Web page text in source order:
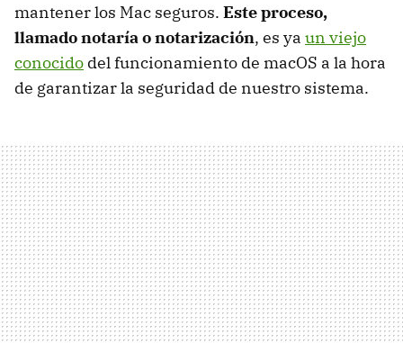
mantener los Mac seguros. Este proceso,
llamado notaría o notarización, es ya un viejo
conocido del funcionamiento de macOS a la hora
de garantizar la seguridad de nuestro sistema.